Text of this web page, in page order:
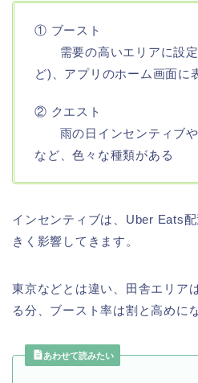
① ブースト
需要の高いエリアに設定
ど)、アプリのホーム画面に
② クエスト
雨の日インセンティブや
など、色々な種類がある
インセンティブは、Uber Eats
きく影響してきます。
東京などとは違い、田舎エリア
る分、ブースト率は割と高めに
あわせて読みたい